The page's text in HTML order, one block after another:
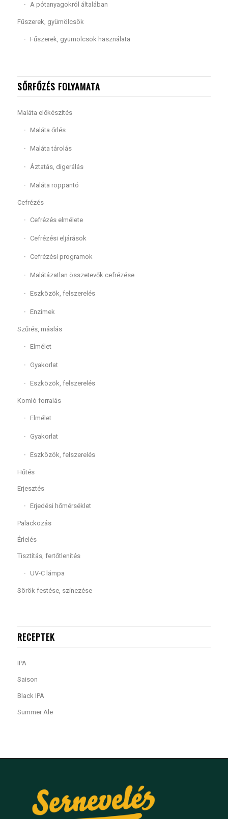
A pótanyagokról általában
Fűszerek, gyümölcsök
Fűszerek, gyümölcsök használata
SŐRFŐZÉS FOLYAMATA
Maláta előkészítés
Maláta őrlés
Maláta tárolás
Áztatás, digerálás
Maláta roppantó
Cefrézés
Cefrézés elmélete
Cefrézési eljárások
Cefrézési programok
Malátázatlan összetevők cefrézése
Eszközök, felszerelés
Enzimek
Szűrés, máslás
Elmélet
Gyakorlat
Eszközök, felszerelés
Komló forralás
Elmélet
Gyakorlat
Eszközök, felszerelés
Hűtés
Erjesztés
Erjedési hőmérséklet
Palackozás
Érlelés
Tisztítás, fertőtlenítés
UV-C lámpa
Sörök festése, színezése
RECEPTEK
IPA
Saison
Black IPA
Summer Ale